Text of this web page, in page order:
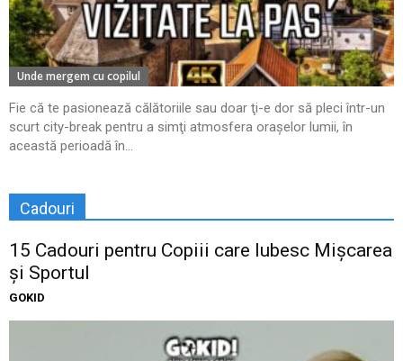
Unde mergem cu copilul
Fie că te pasionează călătoriile sau doar ţi-e dor să pleci într-un
scurt city-break pentru a simţi atmosfera oraşelor lumii, în
această perioadă în...
Cadouri
15 Cadouri pentru Copiii care Iubesc Mișcarea
și Sportul
GOKID